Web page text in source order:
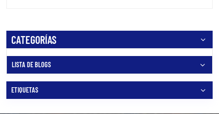
CATEGORÍAS
LISTA DE BLOGS
ETIQUETAS